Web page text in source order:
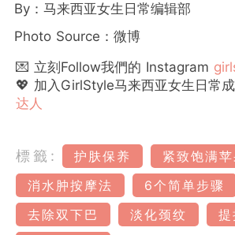
By：马来西亚女生日常编辑部
Photo Source：微博
💌 立刻Follow我們的 Instagram
💖 加入GirlStyle马来西亚女生日常
达人
標籤: 护肤保养
紧致饱满
消水肿按摩法
6个简单步骤
去除双下巴
淡化颈纹
提